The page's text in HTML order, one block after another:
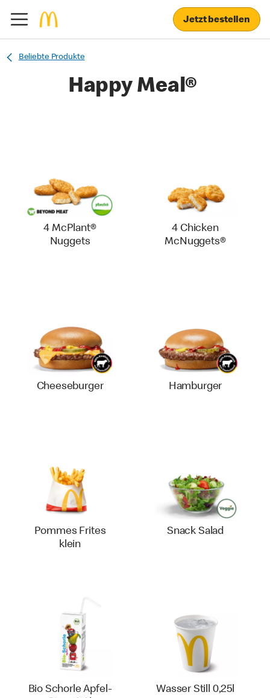
Jetzt bestellen
Beliebte Produkte
Happy Meal®
4 McPlant®
Nuggets
4 Chicken
McNuggets®
Cheeseburger Hamburger
Pommes Frites
klein
Snack Salad
Bio Schorle Apfel-
Wasser Still 0,25l